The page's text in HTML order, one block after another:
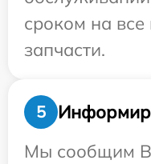
сроком на
запчасти.
5
Мы сообщим